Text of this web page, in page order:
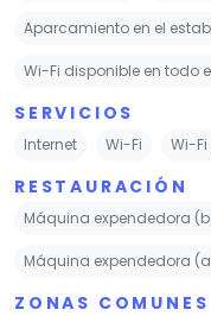
Aparcamiento en el
Wi-Fi disponible en todo
SERVICIOS
Internet Wi-Fi Wi-
RESTAURACIÓN
Máquina expendedora
Máquina expendedora
ZONAS COMUNES